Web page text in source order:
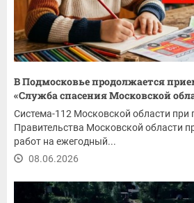
В Подмосковье продолжается
«Служба спасения Московской
Система-112 Московской области при
Правительства Московской области
работ на ежегодный...
08.06.2026